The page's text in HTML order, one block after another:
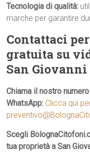
Tecnologia di qualità:
marche per garantire
Contattaci
gratuita su
San
Chiama il nostro
WhatsApp: Clicca qui
Scegli
tua proprietà a San